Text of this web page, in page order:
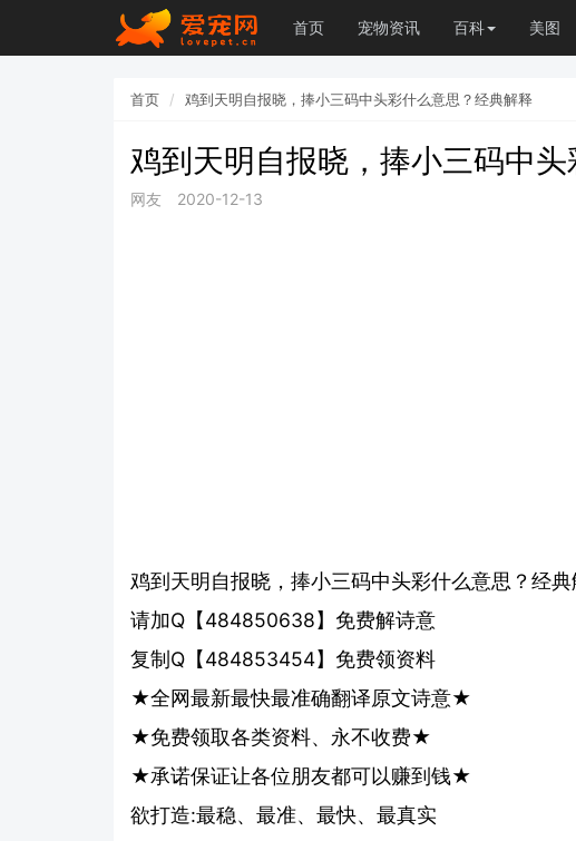
首页 宠物资讯 百科 美图
首页 鸡到天明自报晓，捧小三码中头彩什么意思？经典解释
鸡到天明自报晓，捧小三码中
网友 2020-12-13
鸡到天明自报晓，捧小三码中头彩什么意思？经典
请加Q【484850638】免费解诗意
复制Q【484853454】免费领资料
★全网最新最快最准确翻译原文诗意★
★免费领取各类资料、永不收费★
★承诺保证让各位朋友都可以赚到钱★
欲打造:最稳、最准、最快、最真实